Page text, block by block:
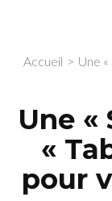
Accueil > Une
Une «
«
pour